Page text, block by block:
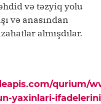
və təzyiq yolu
və anasından
almışdılar.
qurium/
yaxinlari-